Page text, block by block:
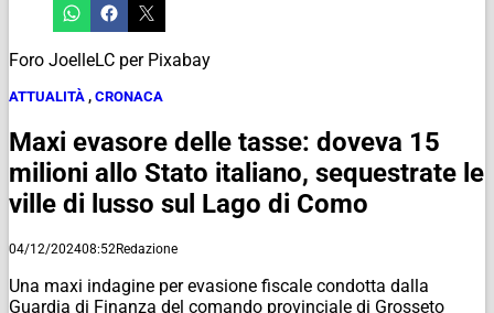
Foro JoelleLC per Pixabay
ATTUALITÀ , CRONACA
Maxi evasore delle tasse: doveva 15
milioni allo Stato italiano, sequestrate le
ville di lusso sul Lago di Como
04/12/202408:52Redazione
Una maxi indagine per evasione fiscale condotta dalla
Guardia di Finanza del comando provinciale di Grosseto